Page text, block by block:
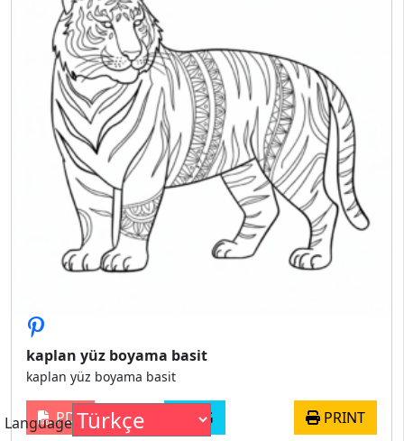
kaplan yüz boyama basit
kaplan yüz boyama basit
PDF JPG PRINT
Language